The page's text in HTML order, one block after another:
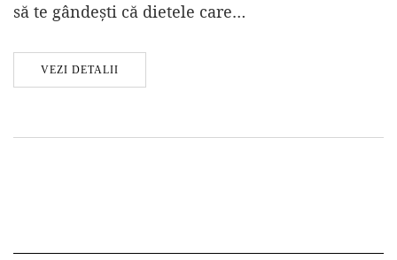
să te gândești că dietele care…
VEZI DETALII